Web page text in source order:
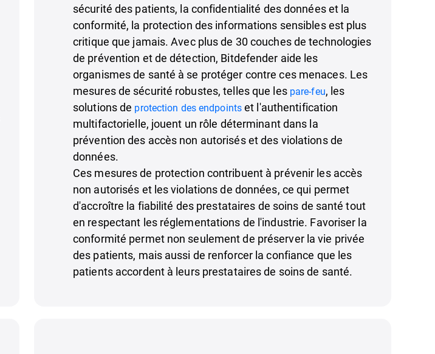
sécurité des patients, la confidentialité des données et la
conformité, la protection des informations sensibles est plus
critique que jamais. Avec plus de 30 couches de technologies
de prévention et de détection, Bitdefender aide les
organismes de santé à se protéger contre ces menaces. Les
mesures de sécurité robustes, telles que les pare-feu, les
solutions de protection des endpointset l'authentification
multifactorielle, jouent un rôle déterminant dans la
prévention des accès non autorisés et des violations de
données.
Ces mesures de protection contribuent à prévenir les accès
non autorisés et les violations de données, ce qui permet
d'accroître la fiabilité des prestataires de soins de santé tout
en respectant les réglementations de l'industrie. Favoriser la
conformité permet non seulement de préserver la vie privée
des patients, mais aussi de renforcer la confiance que les
patients accordent à leurs prestataires de soins de santé.